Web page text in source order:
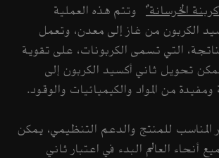
الخرسانة" وتتم هذه العملية
الكربون من غاز إلى معدن، وتعمل
الناتجة، التي تسمى الكربونات، على تقوية
يمكن تحويل ثاني أكسيد الكربون إلى
من المواد والكيميائيات والوقود.
المناسب للمنتج والدعم التنظيمي، يمكن
أنحاء العالم البدء في اعتبار ثاني